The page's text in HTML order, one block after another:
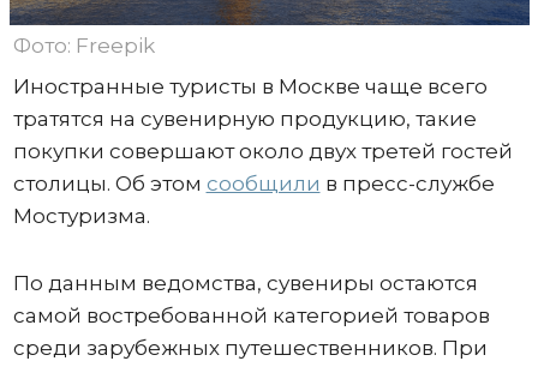
Фото: Freepik
Иностранные туристы в Москве чаще всего
тратятся на сувенирную продукцию, такие
покупки совершают около двух третей гостей
столицы. Об этом сообщили в пресс-службе
Мостуризма.
По данным ведомства, сувениры остаются
самой востребованной категорией товаров
среди зарубежных путешественников. При